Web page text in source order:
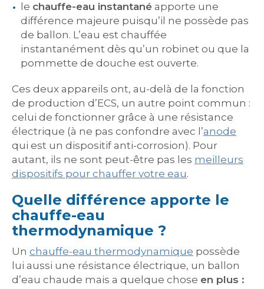
le chauffe-eau instantané apporte une
différence majeure puisqu’il ne possède pas
de ballon. L’eau est chauffée
instantanément dès qu’un robinet ou que la
pommette de douche est ouverte.
Ces deux appareils ont, au-delà de la fonction
de production d’ECS, un autre point commun :
celui de fonctionner grâce à une résistance
électrique (à ne pas confondre avec l’anode
qui est un dispositif anti-corrosion). Pour
autant, ils ne sont peut-être pas les meilleurs
dispositifs pour chauffer votre eau.
Quelle différence apporte le
chauffe-eau
thermodynamique ?
Un chauffe-eau thermodynamique possède
lui aussi une résistance électrique, un ballon
d’eau chaude mais a quelque chose en plus :